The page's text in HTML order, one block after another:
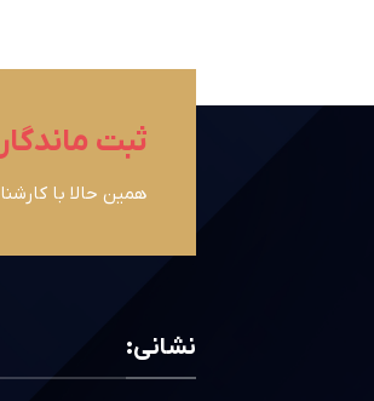
ثبت ماندگار
همین حالا با
نشانی: